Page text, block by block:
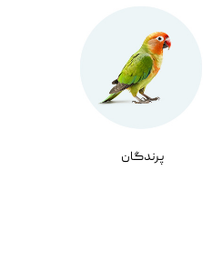
پرندگان